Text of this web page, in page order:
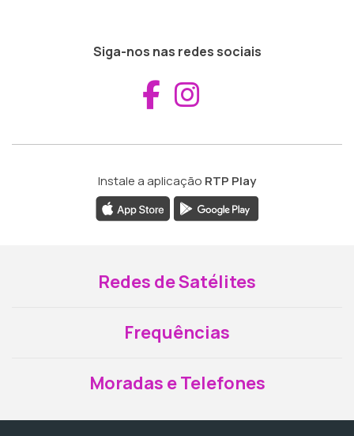
Siga-nos nas redes sociais
Aceder ao
Instale a aplicação RTP Play
Redes de Satélites
Frequências
Moradas e Telefones